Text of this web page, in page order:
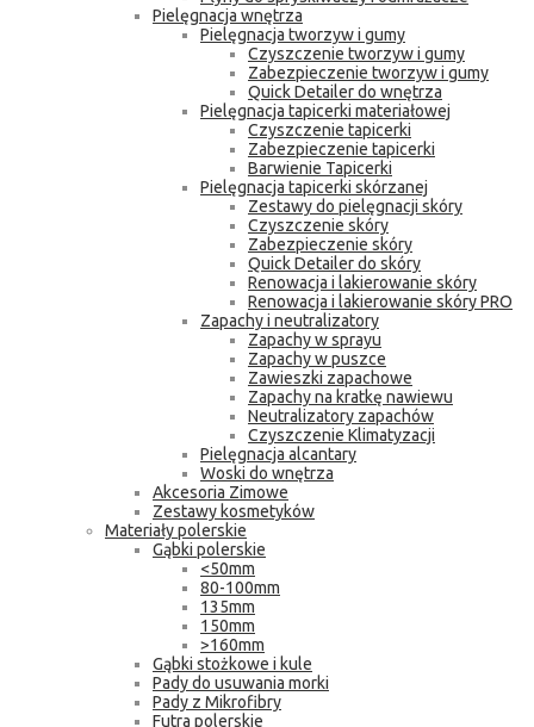
Pielęgnacja wnętrza
Pielęgnacja tworzyw i gumy
Czyszczenie tworzyw i gumy
Zabezpieczenie tworzyw i gumy
Quick Detailer do wnętrza
Pielęgnacja tapicerki materiałowej
Czyszczenie tapicerki
Zabezpieczenie tapicerki
Barwienie Tapicerki
Pielęgnacja tapicerki skórzanej
Zestawy do pielęgnacji skóry
Czyszczenie skóry
Zabezpieczenie skóry
Quick Detailer do skóry
Renowacja i lakierowanie skóry
Renowacja i lakierowanie skóry PRO
Zapachy i neutralizatory
Zapachy w sprayu
Zapachy w puszce
Zawieszki zapachowe
Zapachy na kratkę nawiewu
Neutralizatory zapachów
Czyszczenie Klimatyzacji
Pielęgnacja alcantary
Woski do wnętrza
Akcesoria Zimowe
Zestawy kosmetyków
Materiały polerskie
Gąbki polerskie
<50mm
80-100mm
135mm
150mm
>160mm
Gąbki stożkowe i kule
Pady do usuwania morki
Pady z Mikrofibry
Futra polerskie